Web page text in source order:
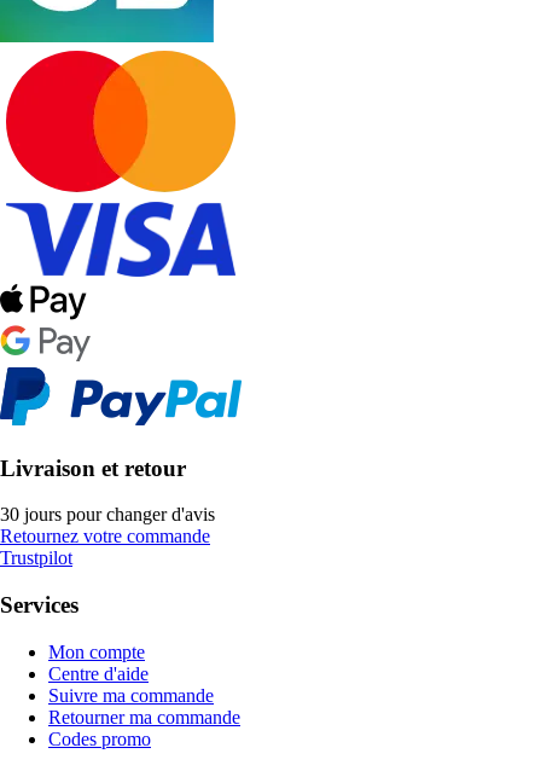
Livraison et retour
30 jours pour changer d'avis
Retournez votre commande
Trustpilot
Services
Mon compte
Centre d'aide
Suivre ma commande
Retourner ma commande
Codes promo